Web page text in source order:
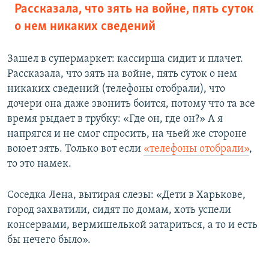
Рассказала, что зять на войне, пять суток
о нем никаких сведений
Зашел в супермаркет: кассирша сидит и плачет.
Рассказала, что зять на войне, пять суток о нем
никаких сведений (телефоны отобрали), что
дочери она даже звонить боится, потому что та все
время рыдает в трубку: «Где он, где он?» А я
напрягся и не смог спросить, на чьей же стороне
воюет зять. Только вот если «телефоны отобрали»,
то это намек.
Соседка Лена, вытирая слезы: «Дети в Харькове,
город захватили, сидят по домам, хоть успели
консервами, вермишелькой затариться, а то и есть
бы нечего было».